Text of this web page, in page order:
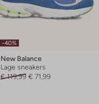
-40%
New Balance
Lage sneakers
€ 119,99 € 71,99